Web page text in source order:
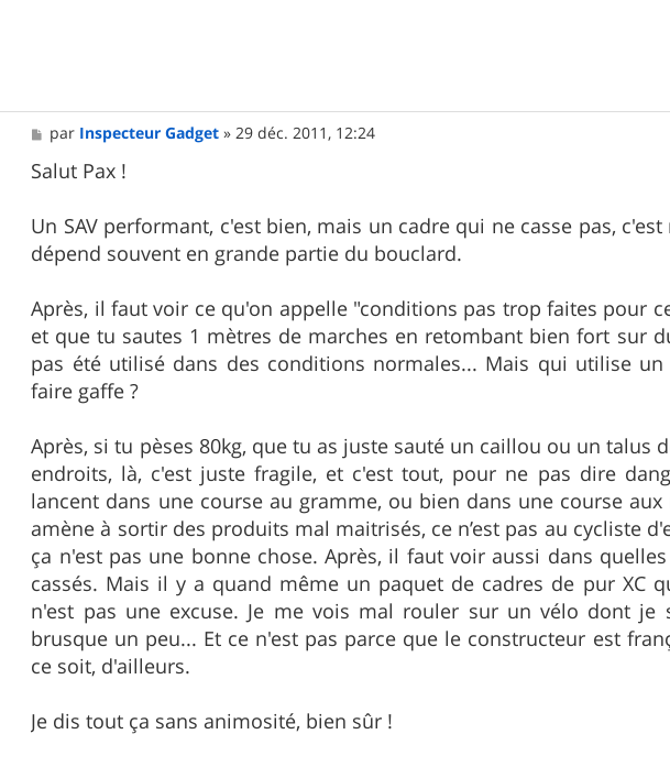
M
e
s
s
g
e
par Inspecteur Gadget »29 déc. 2011, 12:24
Salut Pax !
Un SAV performant, c'est bien, mais un cadre qui ne casse pas,
dépend souvent en grande partie du bouclard.
Après, il faut voir ce qu'on appelle "conditions pas trop faites pour
et que tu sautes 1 mètres de marches en retombant bien fort sur
pas été utilisé dans des conditions normales... Mais qui utilise
faire gaffe ?
Après, si tu pèses 80kg, que tu as juste sauté un caillou ou un talus
endroits, là, c'est juste fragile, et c'est tout, pour ne pas dire
lancent dans une course au gramme, ou bien dans une course
amène à sortir des produits mal maitrisés, ce n’est pas au cycliste
ça n'est pas une bonne chose. Après, il faut voir aussi dans
cassés. Mais il y a quand même un paquet de cadres de pur XC
n'est pas une excuse. Je me vois mal rouler sur un vélo dont
brusque un peu... Et ce n'est pas parce que le constructeur est
ce soit, d'ailleurs.
Je dis tout ça sans animosité, bien sûr !